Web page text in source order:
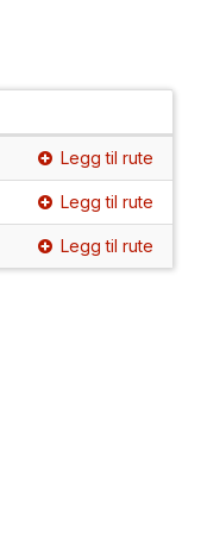
Legg til rute
Legg til rute
Legg til rute